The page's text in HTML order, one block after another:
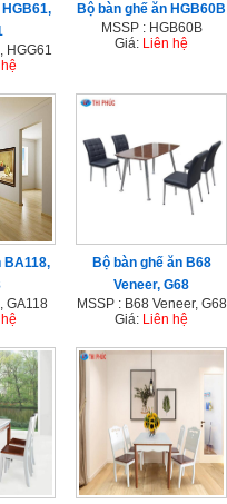
HGG61
Bộ bàn ghế ăn HGB60B
MSSP : HGB60B
Giá: Liên hệ
BA118,
GA118
Bộ bàn ghế ăn B68
Veneer, G68
MSSP : B68 Veneer, G68
Giá: Liên hệ